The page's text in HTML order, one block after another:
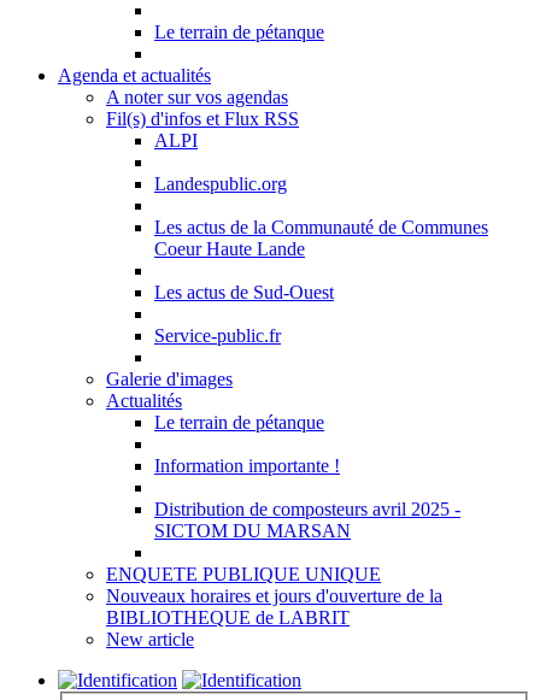
Le terrain de pétanque
Agenda et actualités
A noter sur vos agendas
Fil(s) d'infos et Flux RSS
ALPI
Landespublic.org
Les actus de la Communauté de Communes
Coeur Haute Lande
Les actus de Sud-Ouest
Service-public.fr
Galerie d'images
Actualités
Le terrain de pétanque
Information importante !
Distribution de composteurs avril 2025 -
SICTOM DU MARSAN
ENQUETE PUBLIQUE UNIQUE
Nouveaux horaires et jours d'ouverture de la
BIBLIOTHEQUE de LABRIT
New article